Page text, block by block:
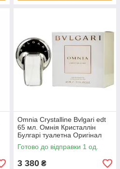
Omnia Crystalline Bvlgari edt
65 мл. Омнія Кристаллін
Булгарі туалетна Оригінал
Готово до відправки 1 од.
3 380 ₴